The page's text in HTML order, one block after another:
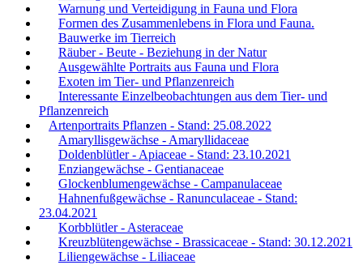
Warnung und Verteidigung in Fauna und Flora
Formen des Zusammenlebens in Flora und Fauna.
Bauwerke im Tierreich
Räuber - Beute - Beziehung in der Natur
Ausgewählte Portraits aus Fauna und Flora
Exoten im Tier- und Pflanzenreich
Interessante Einzelbeobachtungen aus dem Tier- und
Pflanzenreich
Artenportraits Pflanzen - Stand: 25.08.2022
Amaryllisgewächse - Amaryllidaceae
Doldenblütler - Apiaceae - Stand: 23.10.2021
Enziangewächse - Gentianaceae
Glockenblumengewächse - Campanulaceae
Hahnenfußgewächse - Ranunculaceae - Stand:
23.04.2021
Korbblütler - Asteraceae
Kreuzblütengewächse - Brassicaceae - Stand: 30.12.2021
Liliengewächse - Liliaceae